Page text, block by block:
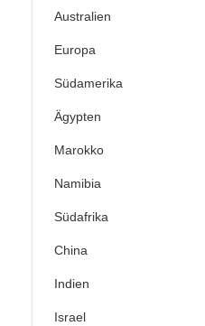
Australien
Europa
Südamerika
Ägypten
Marokko
Namibia
Südafrika
China
Indien
Israel